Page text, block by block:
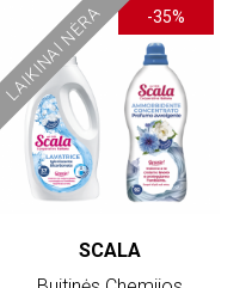
-35%
LAIKINAI NĖRA
SCALA